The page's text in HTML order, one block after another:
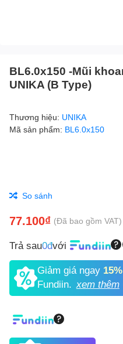
BL6.0x150 -Mũi
UNIKA (B Type)
Thương hiệu: UNIKA
Mã sản phẩm: BL6.0x150
So sánh
77.100₫ (Đã bao gồm VAT)
Trả sau0đvới
Giảm giá ngay 15%
Fundiin. xem thêm